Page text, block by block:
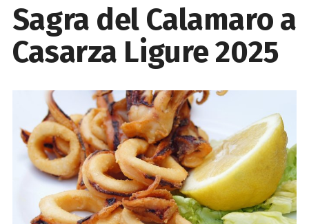
Sagra del Calamaro a
Casarza Ligure 2025